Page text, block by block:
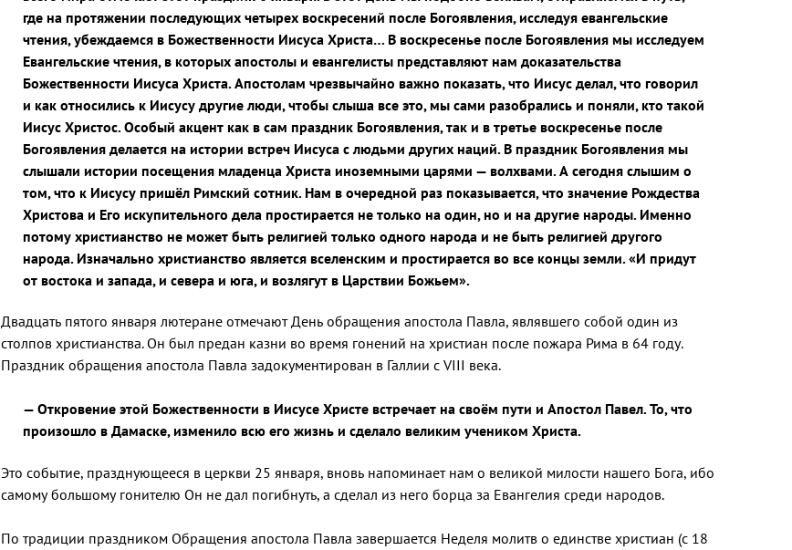
где на протяжении последующих четырех воскресений после Богоявления, исследуя евангельские
чтения, убеждаемся в Божественности Иисуса Христа… В воскресенье после Богоявления мы исследуем
Евангельские чтения, в которых апостолы и евангелисты представляют нам доказательства
Божественности Иисуса Христа. Апостолам чрезвычайно важно показать, что Иисус делал, что говорил
и как относились к Иисусу другие люди, чтобы слыша все это, мы сами разобрались и поняли, кто такой
Иисус Христос. Особый акцент как в сам праздник Богоявления, так и в третье воскресенье после
Богоявления делается на истории встреч Иисуса с людьми других наций. В праздник Богоявления мы
слышали истории посещения младенца Христа иноземными царями — волхвами. А сегодня слышим о
том, что к Иисусу пришёл Римский сотник. Нам в очередной раз показывается, что значение Рождества
Христова и Его искупительного дела простирается не только на один, но и на другие народы. Именно
потому христианство не может быть религией только одного народа и не быть религией другого
народа. Изначально христианство является вселенским и простирается во все концы земли. «И придут
от востока и запада, и севера и юга, и возлягут в Царствии Божьем».
Двадцать пятого января лютеране отмечают День обращения апостола Павла, являвшего собой один из
столпов христианства. Он был предан казни во время гонений на христиан после пожара Рима в 64 году.
Праздник обращения апостола Павла задокументирован в Галлии с VIII века.
— Откровение этой Божественности в Иисусе Христе встречает на своём пути и Апостол Павел. То, что
произошло в Дамаске, изменило всю его жизнь и сделало великим учеником Христа.
Это событие, празднующееся в церкви 25 января, вновь напоминает нам о великой милости нашего Бога, ибо
самому большому гонителю Он не дал погибнуть, а сделал из него борца за Евангелия среди народов.
По традиции праздником Обращения апостола Павла завершается Неделя молитв о единстве христиан (с 18